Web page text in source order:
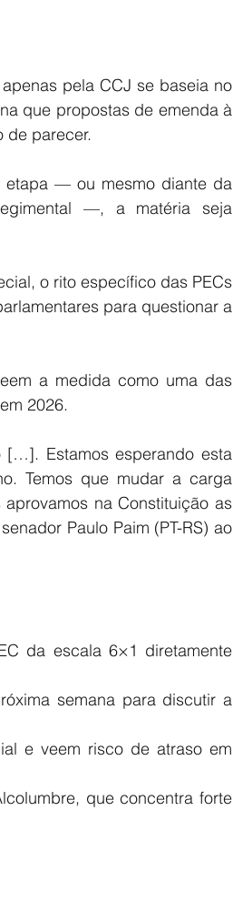
pela CCJ se baseia no
que propostas de emenda à
de parecer.
etapa — ou mesmo diante da
—, a matéria seja
o rito específico das PECs
para questionar a
a medida como uma das
2026.
[…]. Estamos esperando esta
Temos que mudar a carga
na Constituição as
Paulo Paim (PT-RS) ao
da escala 6×1 diretamente
semana para discutir a
e veem risco de atraso em
que concentra forte